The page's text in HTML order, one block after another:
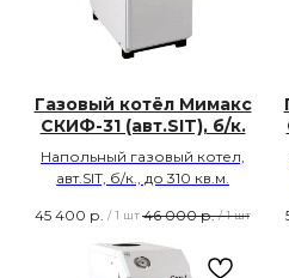
Газовый котёл Мимакс
СКИФ-31 (авт.SIT), б/к.
Напольный газовый котел,
авт.SIT, б/к., до 310 кв.м.
45 400 р. / 1 шт 46 000 р. / 1 шт